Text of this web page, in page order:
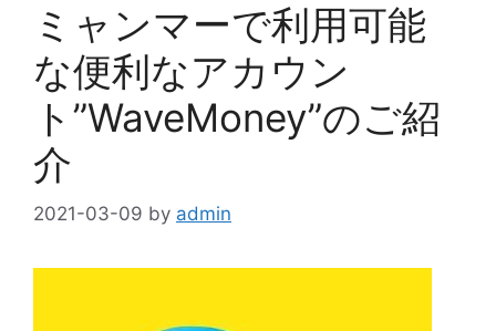
ミャンマーで利用可能
な便利なアカウン
ト”WaveMoney”のご紹
介
2021-03-09 by admin